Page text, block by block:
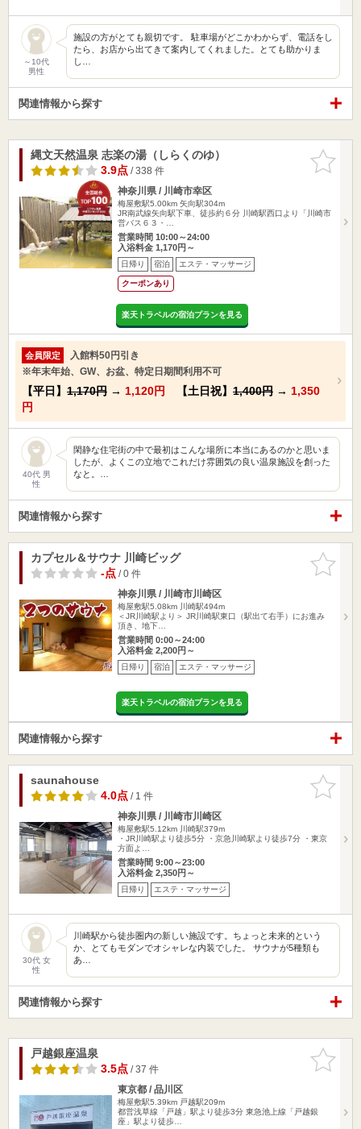
～10代
男性
施設の方がとても親切です。 駐車場がどこかわからず、電話をし
たら、お店から出てきて案内してくれました。とても助かりま
し…
関連情報から探す
お気に入
りに追加
縄文天然温泉 志楽の湯（しらくのゆ）
3.9点/ 338 件
神奈川県 / 川崎市幸区
梅屋敷駅5.00km 矢向駅304m
JR南武線矢向駅下車、徒歩約６分 川崎駅西口より「川崎市
営バス６３・…
営業時間 10:00～24:00
入浴料金 1,170円～
日帰り 宿泊 エステ・マッサージ
クーポンあり
楽天トラベルの宿泊プランを見る
会員限定
入館料50円引き
※年末年始、GW、お盆、特定日期間利用不可
【平日】 1,170円 → 1,120円 【土日祝】 1,400円 → 1,350
円
40代 男
性
閑静な住宅街の中で最初はこんな場所に本当にあるのかと思いま
したが、よくこの立地でこれだけ雰囲気の良い温泉施設を創った
なと。…
関連情報から探す
お気に入
りに追加
カプセル＆サウナ 川崎ビッグ
-点/ 0 件
神奈川県 / 川崎市川崎区
梅屋敷駅5.08km
川崎駅494m
＜JR川崎駅より＞ JR川崎駅東口（駅出て右手）にお進み
頂き、地下…
営業時間 0:00～24:00
入浴料金 2,200円～
日帰り 宿泊 エステ・マッサージ
楽天トラベルの宿泊プランを見る
関連情報から探す
お気に入
りに追加
saunahouse
4.0点/ 1 件
神奈川県 / 川崎市川崎区
梅屋敷駅5.12km
川崎駅379m
・JR川崎駅より徒歩5分 ・京急川崎駅より徒歩7分 ・東京
方面よ…
営業時間 9:00～23:00
入浴料金 2,350円～
日帰り エステ・マッサージ
30代 女
性
川崎駅から徒歩圏内の新しい施設です。ちょっと未来的という
か、とてもモダンでオシャレな内装でした。 サウナが5種類も
あ…
関連情報から探す
お気に入
りに追加
戸越銀座温泉
3.5点/ 37 件
東京都 / 品川区
梅屋敷駅5.39km 戸越駅209m
都営浅草線「戸越」駅より徒歩3分 東急池上線「戸越銀
座」駅より徒歩…